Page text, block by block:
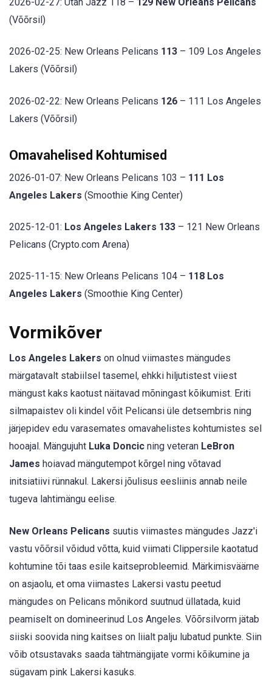
(Võõrsil)
2026-02-25: New Orleans Pelicans 113 – 109 Los Angeles
Lakers (Võõrsil)
2026-02-22: New Orleans Pelicans 126 – 111 Los Angeles
Lakers (Võõrsil)
Omavahelised Kohtumised
2026-01-07: New Orleans Pelicans 103 – 111 Los
Angeles Lakers (Smoothie King Center)
2025-12-01: Los Angeles Lakers 133 – 121 New Orleans
Pelicans (Crypto.com Arena)
2025-11-15: New Orleans Pelicans 104 – 118 Los
Angeles Lakers (Smoothie King Center)
Vormikõver
Los Angeles Lakers on olnud viimastes mängudes
märgatavalt stabiilsel tasemel, ehkki hiljutistest viiest
mängust kaks kaotust näitavad mõningast kõikumist. Eriti
silmapaistev oli kindel võit Pelicansi üle detsembris ning
järjepidev edu varasemates omavahelistes kohtumistes sel
hooajal. Mängujuht Luka Doncic ning veteran LeBron
James hoiavad mängutempot kõrgel ning võtavad
initsiatiivi rünnakul. Lakersi jõulisus eesliinis annab neile
tugeva lahtimängu eelise.
New Orleans Pelicans suutis viimastes mängudes Jazz'i
vastu võõrsil võidud võtta, kuid viimati Clippersile kaotatud
kohtumine tõi taas esile kaitseprobleemid. Märkimisväärne
on asjaolu, et oma viimastes Lakersi vastu peetud
mängudes on Pelicans mõnikord suutnud üllatada, kuid
peamiselt on domineerinud Los Angeles. Võõrsilvorm jätab
siiski soovida ning kaitses on liialt palju lubatud punkte. Siin
võib otsustavaks saada tähtmängijate vormi kõikumine ja
sügavam pink Lakersi kasuks.